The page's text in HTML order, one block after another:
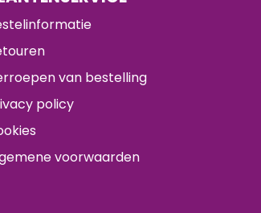
van bestelling
policy
voorwaarden